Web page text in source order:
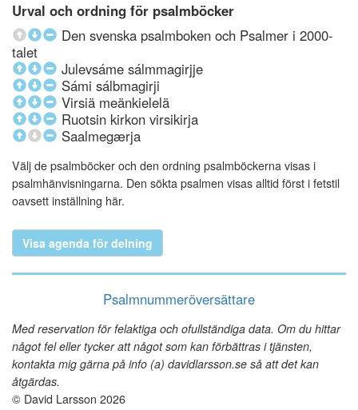
Urval och ordning för psalmböcker
Den svenska psalmboken och Psalmer i 2000-
talet
Julevsáme sálmmagirjje
Sámi sálbmagirji
Virsiä meänkielelä
Ruotsin kirkon virsikirja
Saalmegærja
Välj de psalmböcker och den ordning psalmböckerna visas i
psalmhänvisningarna. Den sökta psalmen visas alltid först i fetstil
oavsett inställning här.
Visa agenda för delning
Psalmnummeröversättare
Med reservation för felaktiga och ofullständiga data. Om du hittar
något fel eller tycker att något som kan förbättras i tjänsten,
kontakta mig gärna på info (a) davidlarsson.se så att det kan
åtgärdas.
© David Larsson 2026